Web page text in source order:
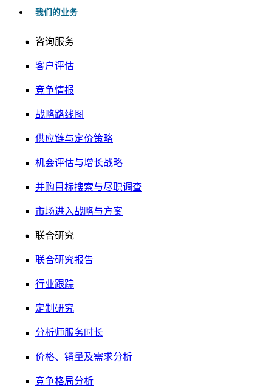
我们的业务
咨询服务
客户评估
竞争情报
战略路线图
供应链与定价策略
机会评估与增长战略
并购目标搜索与尽职调查
市场进入战略与方案
联合研究
联合研究报告
行业跟踪
定制研究
分析师服务时长
价格、销量及需求分析
竞争格局分析